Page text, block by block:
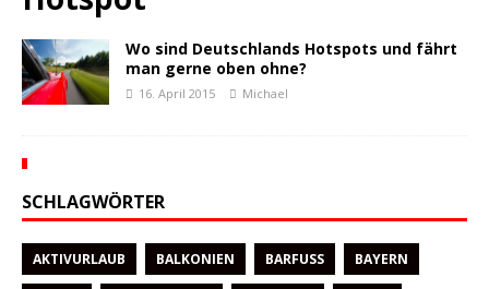
Wo sind Deutschlands Hotspots und fährt
man gerne oben ohne?
16. April 2015 Michael
SCHLAGWÖRTER
AKTIVURLAUB BALKONIEN BARFUSS BAYERN